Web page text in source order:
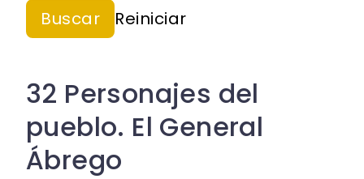
32 Personajes del
pueblo. El General
Ábrego